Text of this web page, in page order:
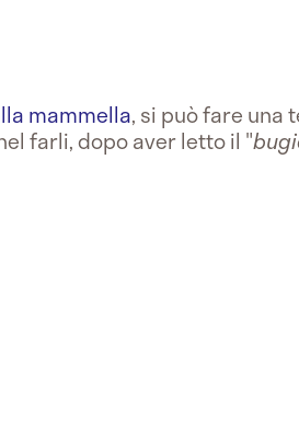
mammella, si può fare una
farli, dopo aver letto il "